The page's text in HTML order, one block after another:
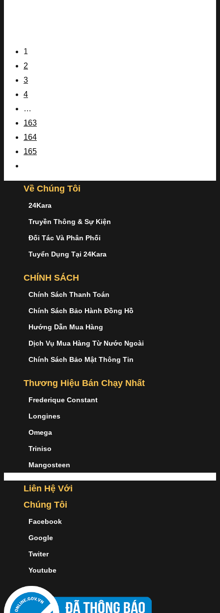
1
2
3
4
…
163
164
165
Về Chúng Tôi
24Kara
Truyền Thông & Sự Kiện
Đối Tác Và Phân Phối
Tuyển Dụng Tại 24Kara
CHÍNH SÁCH
Chính Sách Thanh Toán
Chính Sách Bảo Hành Đồng Hồ
Hướng Dẫn Mua Hàng
Dịch Vụ Mua Hàng Từ Nước Ngoài
Chính Sách Bảo Mật Thông Tin
Thương Hiệu Bán Chạy Nhất
Frederique Constant
Longines
Omega
Triniso
Mangosteen
Liên Hệ Với
Chúng Tôi
Facebook
Google
Twiter
Youtube